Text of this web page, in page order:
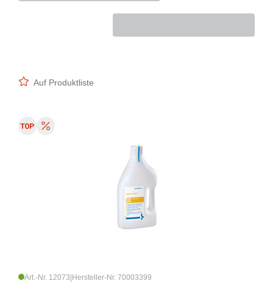
Auf Produktliste
Art.-Nr. 12073 Hersteller-Nr. 70003399